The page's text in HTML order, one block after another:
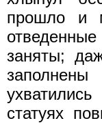
прошло и
заняты;
статуях